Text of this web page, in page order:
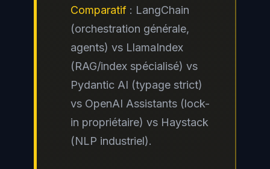
Comparatif : LangChain
(orchestration générale,
agents) vs LlamaIndex
(RAG/index spécialisé) vs
Pydantic AI (typage strict)
vs OpenAI Assistants (lock-
in propriétaire) vs Haystack
(NLP industriel).